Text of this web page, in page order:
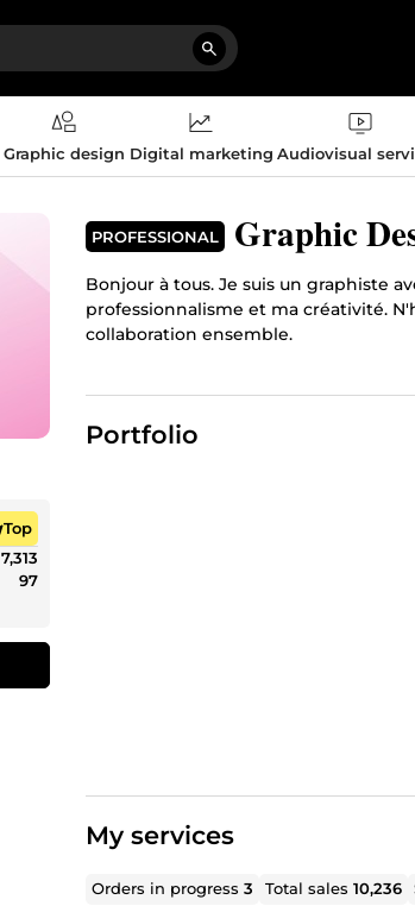
Graphic design Digital marketing Audiovisual
Top
7,313
97
PROFESSIONAL Graphic
Bonjour à tous. Je suis un graphiste
professionnalisme et ma créativité.
collaboration ensemble.
Portfolio
My services
Orders in progress3 Total sales10,236